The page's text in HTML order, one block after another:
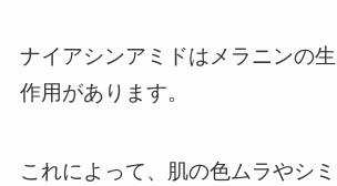
ナイアシンアミドはメラニンの
作用があります。
これによって、肌の色ムラやシ